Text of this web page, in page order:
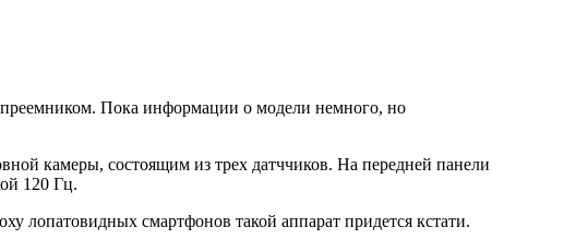
преемником. Пока информации о модели немного, но
камеры, состоящим из трех датччиков. На передней панели
120 Гц.
лопатовидных смартфонов такой аппарат придется кстати.